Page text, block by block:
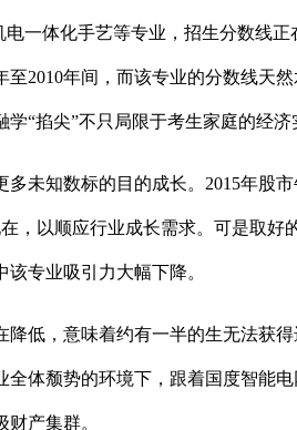
一体化手艺等专业，招生分数线
2010年间，而该专业的分数线
“掐尖”不只局限于考生家庭的经济
知数标的目的成长。2015年股
，以顺应行业成长需求。可是取
专业吸引力大幅下降。
，意味着约有一半的生无法获
体颓势的环境下，跟着国度智能
产集群。